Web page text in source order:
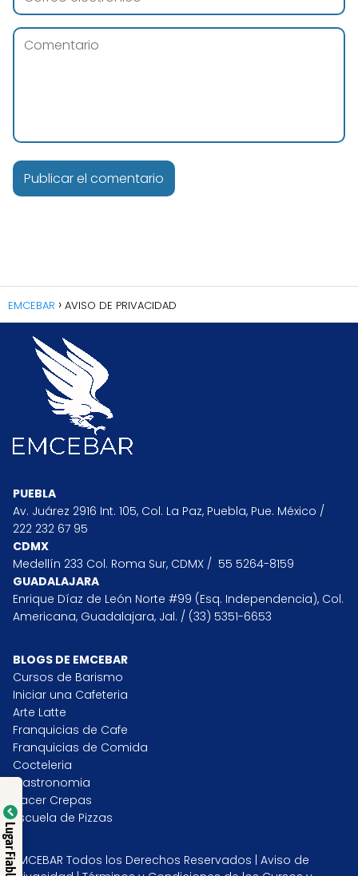
EMCEBAR AVISO DE PRIVACIDAD
PUEBLA
Av. Juárez 2916 Int. 105, Col. La Paz, Puebla, Pue. México /
222 232 67 95
CDMX
Medellín 233 Col. Roma Sur, CDMX / 55 5264-8159
GUADALAJARA
Enrique Díaz de León Norte #99 (Esq. Independencia), Col.
Americana, Guadalajara, Jal. / (33) 5351-6653
BLOGS DE EMCEBAR
Cursos de Barismo
Iniciar una Cafeteria
Arte Latte
Franquicias de Cafe
Franquicias de Comida
Cocteleria
Gastronomia
Hacer Crepas
Escuela de Pizzas
EMCEBAR Todos los Derechos Reservados | Aviso de
Lugar Fiable